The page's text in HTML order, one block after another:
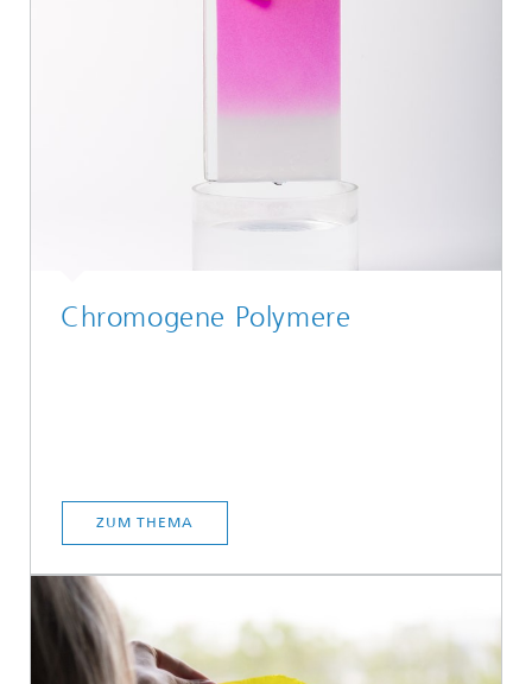
Chromogene Polymere
ZUM THEMA